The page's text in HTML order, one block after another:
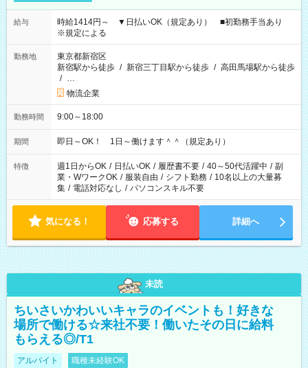
給与
時給1414円～ ▼日払いOK（規定あり） ■初勤務手当あり
※規定による
勤務地
東京都新宿区
新宿駅から徒歩 / 新宿三丁目駅から徒歩 / 高田馬場駅から徒歩
/ …
物流企業
勤務時間 9:00～18:00
期間 即日～OK！ 1日～働けます＾＾（規定あり）
特徴 週1日からOK / 日払いOK / 履歴書不要 / 40～50代活躍中 / 副
業・WワークOK / 服装自由 / シフト勤務 / 10名以上の大量募
集 / 電話対応なし / パソコンスキル不要
気になる！ 応募する 詳細へ
未読
ちいさいかわいいキャラのイベントも！好きな
場所で働ける☆来社不要！働いたその日に給料
もらえる◎/T1
アルバイト 職種未経験OK